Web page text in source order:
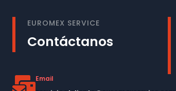
EUROMEX SERVICE
Contáctanos
Email